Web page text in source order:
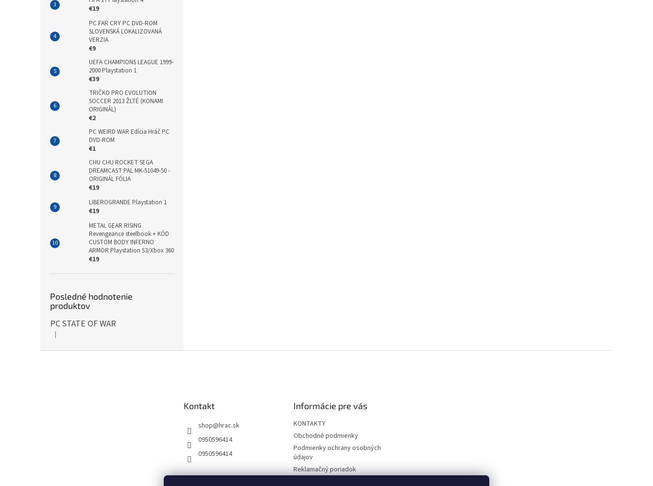
€19
PC FAR CRY PC DVD-ROM
SLOVENSKÁ LOKALIZOVANÁ
VERZIA
€9
UEFA CHAMPIONS LEAGUE 1999-
2000 Playstation 1
€39
TRIČKO PRO EVOLUTION
SOCCER 2013 ŽLTÉ (KONAMI
ORIGINÁL)
€2
PC WEIRD WAR Edícia Hráč PC
DVD-ROM
€1
CHU CHU ROCKET SEGA
DREAMCAST PAL MK-51049-50 -
ORIGINÁL FÓLIA
€19
LIBEROGRANDE Playstation 1
€19
METAL GEAR RISING
Revengeance steelbook + KÓD
CUSTOM BODY INFERNO
ARMOR Playstation S3/Xbox 360
€19
Posledné hodnotenie
produktov
PC STATE OF WAR
Hodnotenie produktu je 5 z 5 hviezdičiek.
|
Kontakt
shop@hrac.sk
0950596414
0950596414
Informácie pre vás
KONTAKTY
Obchodné podmienky
Podmienky ochrany osobných
údajov
Reklamačný poriadok